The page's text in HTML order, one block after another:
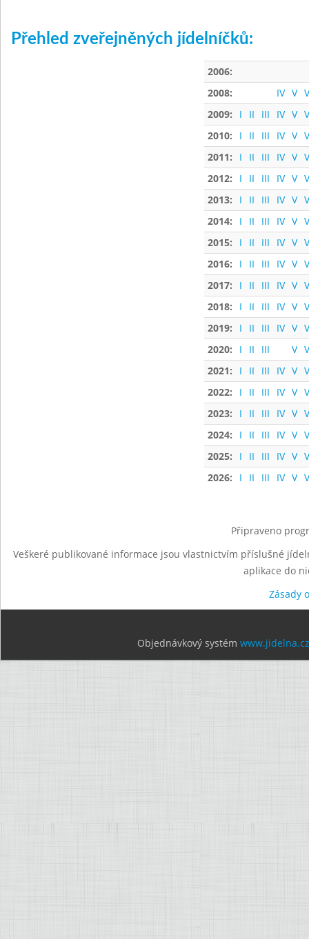
Přehled zveřejněných jídelníčků:
2006:
2008:
IV V
2009:
I II III IV V
2010:
I II III IV V
2011:
I II III IV V
2012:
I II III IV V
2013:
I II III IV V
2014:
I II III IV V
2015:
I II III IV V
2016:
I II III IV V
2017:
I II III IV V
2018:
I II III IV V
2019:
I II III IV V
2020:
I II III V
2021:
I II III IV V
2022:
I II III IV V
2023:
I II III IV V
2024:
I II III IV V
2025:
I II III IV V
2026:
I II III IV V
Připraveno
Veškeré publikované informace jsou vlastnictvím příslušné
aplikace do
Zásady
Objednávkový systém www.jidelna.cz